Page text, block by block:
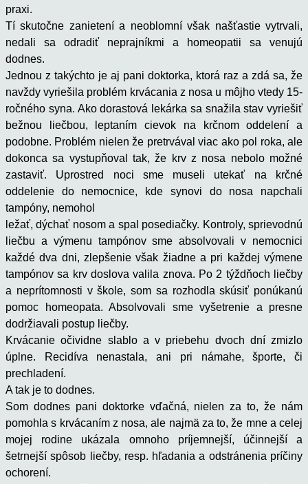
praxi.
Tí skutočne zanietení a neoblomní však našťastie vytrvali,
nedali sa odradiť neprajníkmi a homeopatii sa venujú
dodnes.
Jednou z takýchto je aj pani doktorka, ktorá raz a zdá sa, že
navždy vyriešila problém krvácania z nosa u môjho vtedy 15-
ročného syna. Ako dorastová lekárka sa snažila stav vyriešiť
bežnou liečbou, leptaním cievok na krčnom oddelení a
podobne. Problém nielen že pretrvával viac ako pol roka, ale
dokonca sa vystupňoval tak, že krv z nosa nebolo možné
zastaviť. Uprostred noci sme museli utekať na krčné
oddelenie do nemocnice, kde synovi do nosa napchali
tampóny, nemohol
ležať, dýchať nosom a spal posediačky. Kontroly, sprievodnú
liečbu a výmenu tampónov sme absolvovali v nemocnici
každé dva dni, zlepšenie však žiadne a pri každej výmene
tampónov sa krv doslova valila znova. Po 2 týždňoch liečby
a neprítomnosti v škole, som sa rozhodla skúsiť ponúkanú
pomoc homeopata. Absolvovali sme vyšetrenie a presne
dodržiavali postup liečby.
Krvácanie očividne slablo a v priebehu dvoch dní zmizlo
úplne. Recidíva nenastala, ani pri námahe, športe, či
prechladení.
A tak je to dodnes.
Som dodnes pani doktorke vďačná, nielen za to, že nám
pomohla s krvácaním z nosa, ale najmä za to, že mne a celej
mojej rodine ukázala omnoho príjemnejší, účinnejší a
šetrnejší spôsob liečby, resp. hľadania a odstránenia príčiny
ochorení.